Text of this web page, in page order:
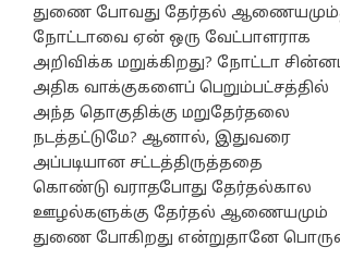
துணை போவது தேர்தல்
நோட்டாவை ஏன் ஒரு வேட்பாளராக
அறிவிக்க மறுக்கிறது? நோட்டா
அதிக வாக்குகளைப் பெறும்பட்சத்தில்
அந்த தொகுதிக்கு மறுதேர்தலை
நடத்தட்டுமே? ஆனால், இதுவரை
அப்படியான சட்டத்திருத்ததை
கொண்டு வராதபோது தேர்தல்கால
ஊழல்களுக்கு தேர்தல் ஆணையமும்
துணை போகிறது என்றுதானே